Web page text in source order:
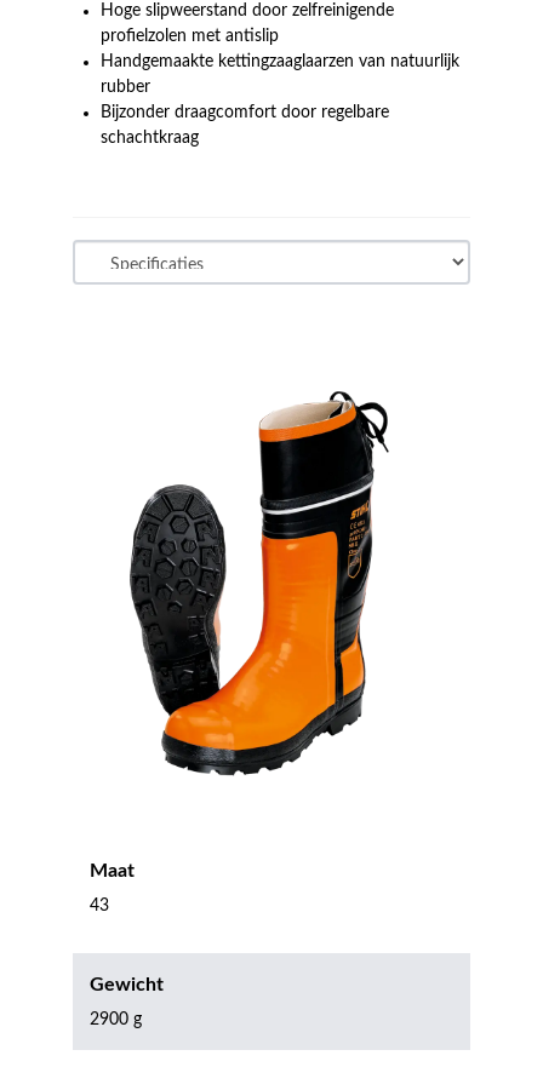
Hoge slipweerstand door zelfreinigende
profielzolen met antislip
Handgemaakte kettingzaaglaarzen van natuurlijk
rubber
Bijzonder draagcomfort door regelbare
schachtkraag
Maat
43
Gewicht
2900 g